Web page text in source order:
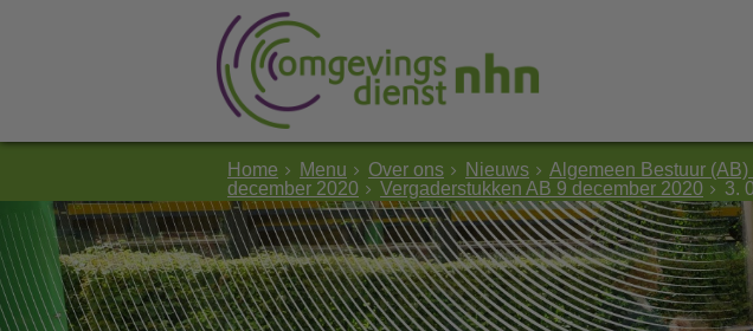
Home Menu Over ons Nieuws Algemeen Bestuur (AB)
december 2020
Vergaderstukken AB 9 december 2020 3.